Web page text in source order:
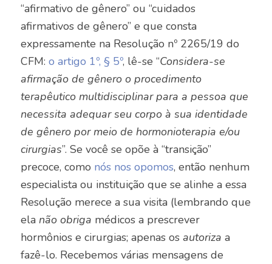
“afirmativo de gênero” ou “cuidados
afirmativos de gênero” e que consta
expressamente na Resolução nº 2265/19 do
CFM: o artigo 1º, § 5º, lê-se “Considera-se
afirmação de gênero o procedimento
terapêutico multidisciplinar para a pessoa que
necessita adequar seu corpo à sua identidade
de gênero por meio de hormonioterapia e/ou
cirurgias”. Se você se opõe à “transição”
precoce, como nós nos opomos, então nenhum
especialista ou instituição que se alinhe a essa
Resolução merece a sua visita (lembrando que
ela não obriga médicos a prescrever
hormônios e cirurgias; apenas os autoriza a
fazê-lo. Recebemos várias mensagens de